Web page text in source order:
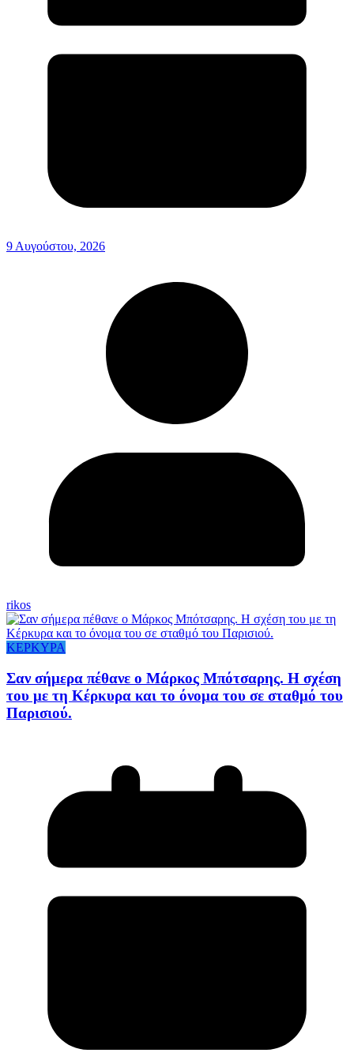
9 Αυγούστου, 2026
rikos
ΚΕΡΚΥΡΑ
Σαν σήμερα πέθανε ο Μάρκος Μπότσαρης. Η σχέση
του με τη Κέρκυρα και το όνομα του σε σταθμό του
Παρισιού.